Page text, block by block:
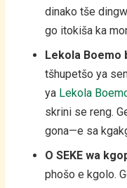
dinako tše
go itokiša ka
Lekola Boemo
tšhupetšo ya
ya Lekola
skrini se reng.
gona—e sa
O SEKE wa
phošo e kgolo.